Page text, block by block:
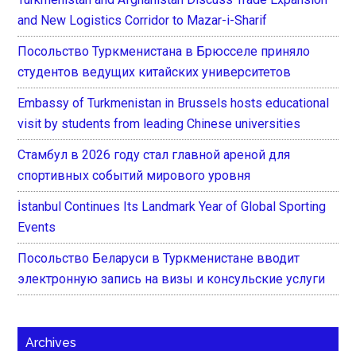
and New Logistics Corridor to Mazar-i-Sharif
Посольство Туркменистана в Брюсселе приняло
студентов ведущих китайских университетов
Embassy of Turkmenistan in Brussels hosts educational
visit by students from leading Chinese universities
Стамбул в 2026 году стал главной ареной для
спортивных событий мирового уровня
İstanbul Continues Its Landmark Year of Global Sporting
Events
Посольство Беларуси в Туркменистане вводит
электронную запись на визы и консульские услуги
Archives